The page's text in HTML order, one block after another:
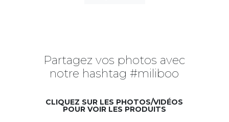
Partagez vos photos avec
notre hashtag #miliboo
CLIQUEZ SUR LES PHOTOS/VIDÉOS
POUR VOIR LES PRODUITS